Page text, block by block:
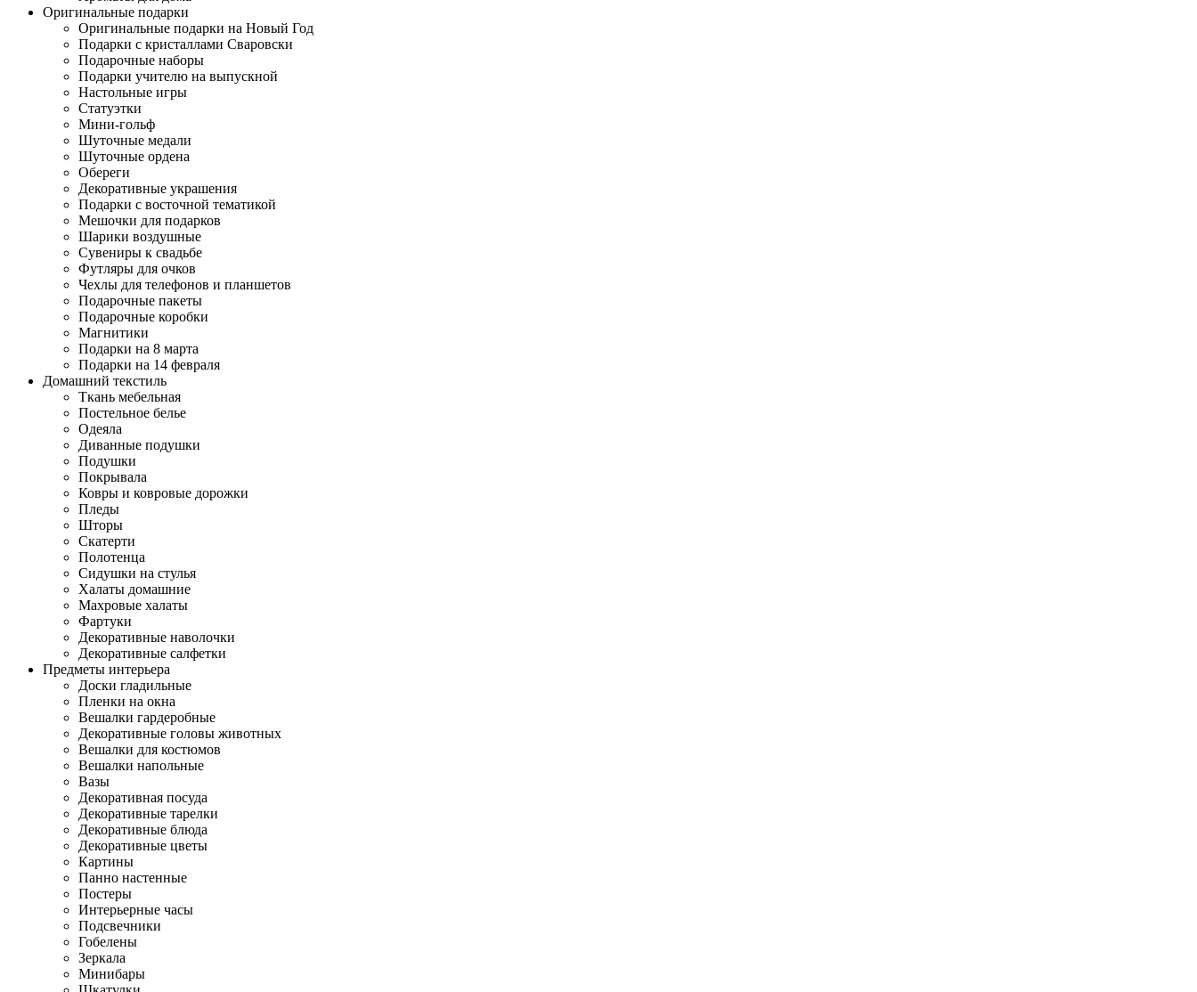
Оригинальные подарки
Оригинальные подарки на Новый Год
Подарки с кристаллами Сваровски
Подарочные наборы
Подарки учителю на выпускной
Настольные игры
Статуэтки
Мини-гольф
Шуточные медали
Шуточные ордена
Обереги
Декоративные украшения
Подарки с восточной тематикой
Мешочки для подарков
Шарики воздушные
Сувениры к свадьбе
Футляры для очков
Чехлы для телефонов и планшетов
Подарочные пакеты
Подарочные коробки
Магнитики
Подарки на 8 марта
Подарки на 14 февраля
Домашний текстиль
Ткань мебельная
Постельное белье
Одеяла
Диванные подушки
Подушки
Покрывала
Ковры и ковровые дорожки
Пледы
Шторы
Скатерти
Полотенца
Сидушки на стулья
Халаты домашние
Махровые халаты
Фартуки
Декоративные наволочки
Декоративные салфетки
Предметы интерьера
Доски гладильные
Пленки на окна
Вешалки гардеробные
Декоративные головы животных
Вешалки для костюмов
Вешалки напольные
Вазы
Декоративная посуда
Декоративные тарелки
Декоративные блюда
Декоративные цветы
Картины
Панно настенные
Постеры
Интерьерные часы
Подсвечники
Гобелены
Зеркала
Минибары